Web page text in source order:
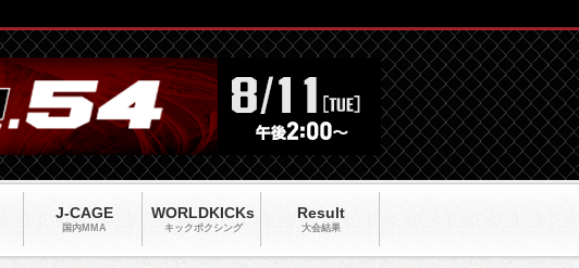
J-CAGE
国内MMA
WORLDKICKs
キックポクシング
Result
大会結果